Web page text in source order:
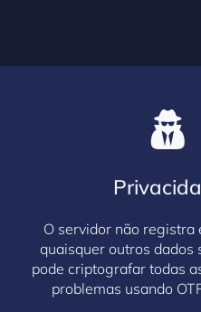
O servidor não registra
quaisquer outros dados
pode criptografar todas
problemas usando